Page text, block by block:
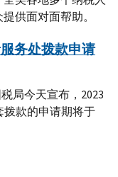
供面对面帮助。
务处拨款申请
局今天宣布，2023
拨款的申请期将于